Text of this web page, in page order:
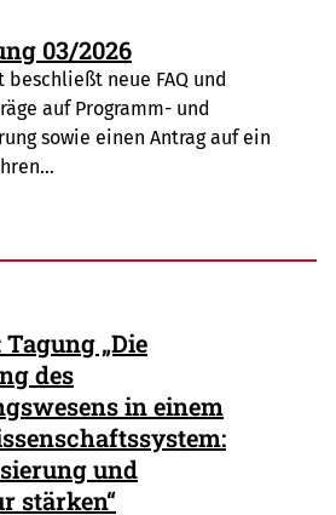
03/2026
neue FAQ und
auf Programm- und
sowie einen Antrag auf ein
Tagung „Die
des
in einem
und
stärken“